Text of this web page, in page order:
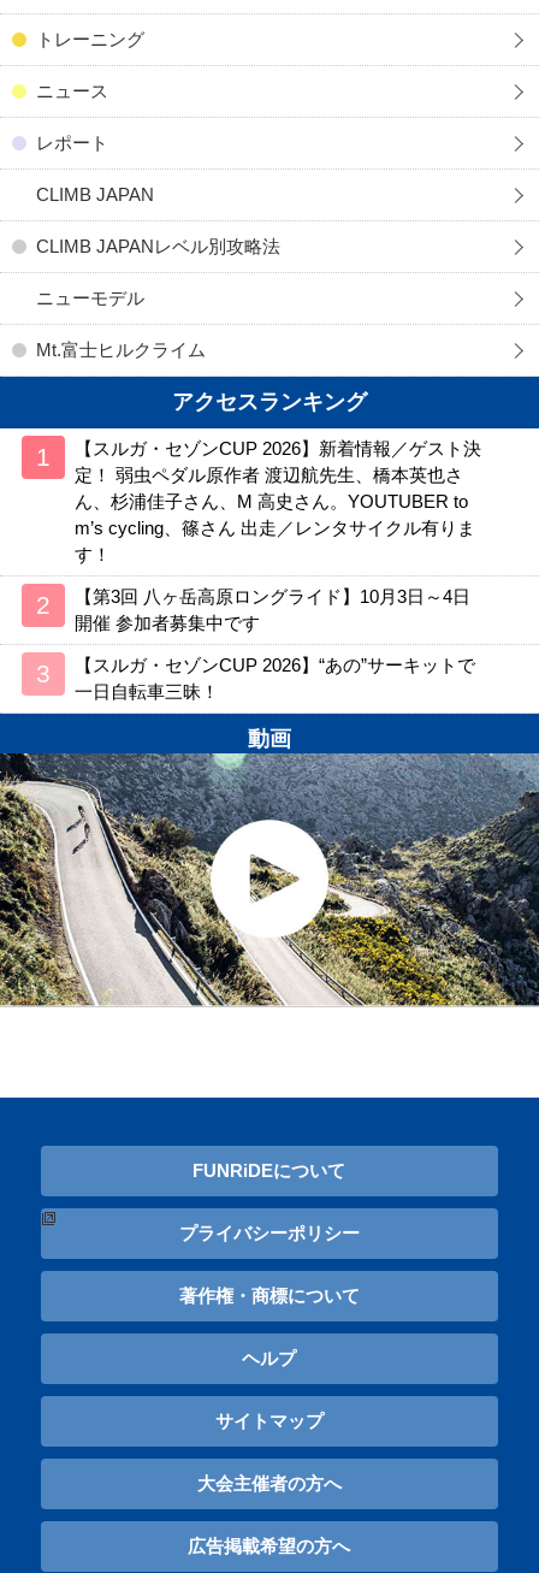
トレーニング
ニュース
レポート
CLIMB JAPAN
CLIMB JAPANレベル別攻略法
ニューモデル
Mt.富士ヒルクライム
アクセスランキング
【スルガ・セゾンCUP 2026】新着情報／ゲスト決
定！ 弱虫ペダル原作者 渡辺航先生、橋本英也さ
ん、杉浦佳子さん、M 高史さん。YOUTUBER to
m’s cycling、篠さん 出走／レンタサイクル有りま
す！
【第3回 八ヶ岳高原ロングライド】10月3日～4日
開催 参加者募集中です
【スルガ・セゾンCUP 2026】“あの”サーキットで
一日自転車三昧！
動画
FUNRiDEについて
プライバシーポリシー
著作権・商標について
ヘルプ
サイトマップ
大会主催者の方へ
広告掲載希望の方へ